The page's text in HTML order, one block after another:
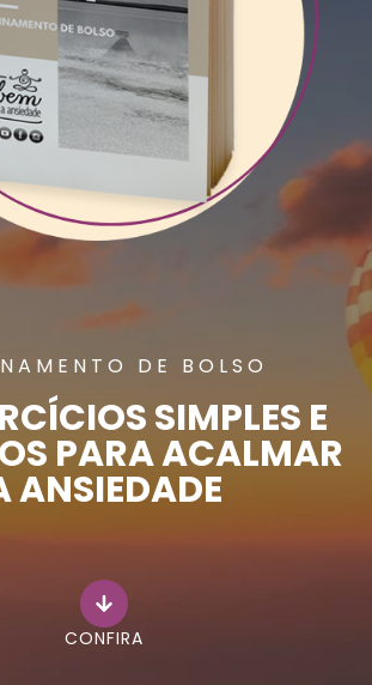
DE BOLSO
SIMPLES E
PARA ACALMAR
ANSIEDADE
CONFIRA